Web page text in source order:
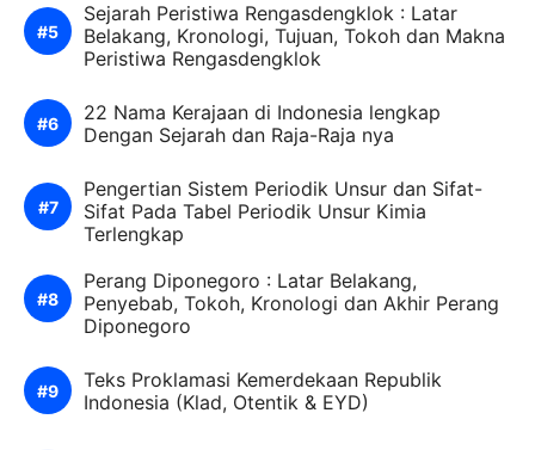
Sejarah Peristiwa Rengasdengklok : Latar
Belakang, Kronologi, Tujuan, Tokoh dan Makna
Peristiwa Rengasdengklok
22 Nama Kerajaan di Indonesia lengkap
Dengan Sejarah dan Raja-Raja nya
Pengertian Sistem Periodik Unsur dan Sifat-
Sifat Pada Tabel Periodik Unsur Kimia
Terlengkap
Perang Diponegoro : Latar Belakang,
Penyebab, Tokoh, Kronologi dan Akhir Perang
Diponegoro
Teks Proklamasi Kemerdekaan Republik
Indonesia (Klad, Otentik & EYD)